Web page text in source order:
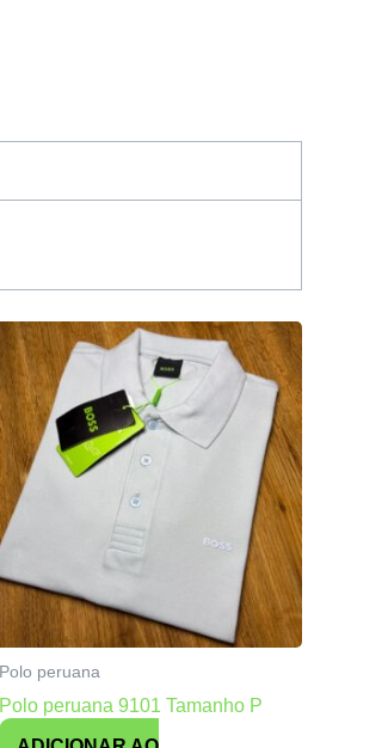
Polo peruana
Polo peruana 9101 Tamanho P